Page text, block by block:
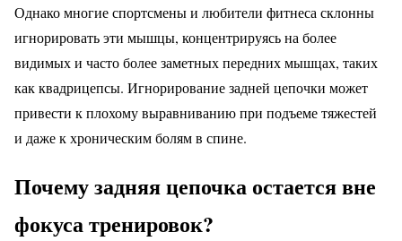
Однако многие спортсмены и любители фитнеса склонны
игнорировать эти мышцы, концентрируясь на более
видимых и часто более заметных передних мышцах, таких
как квадрицепсы. Игнорирование задней цепочки может
привести к плохому выравниванию при подъеме тяжестей
и даже к хроническим болям в спине.
Почему задняя цепочка остается вне
фокуса тренировок?